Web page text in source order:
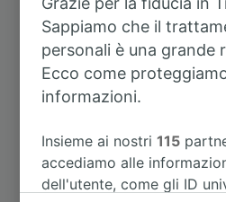
A Redon
A Quimper
A Montreuil-sur-Ille
Sappiamo che il
personali è una grande
Ecco come
informazioni.
Insieme ai nostri115
accediamo alle
dell'utente, come gli ID